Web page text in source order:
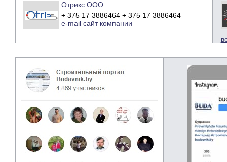
Отрикс ООО
+ 375 17 3886464 + 375 17 3886464
e-mail сайт компании